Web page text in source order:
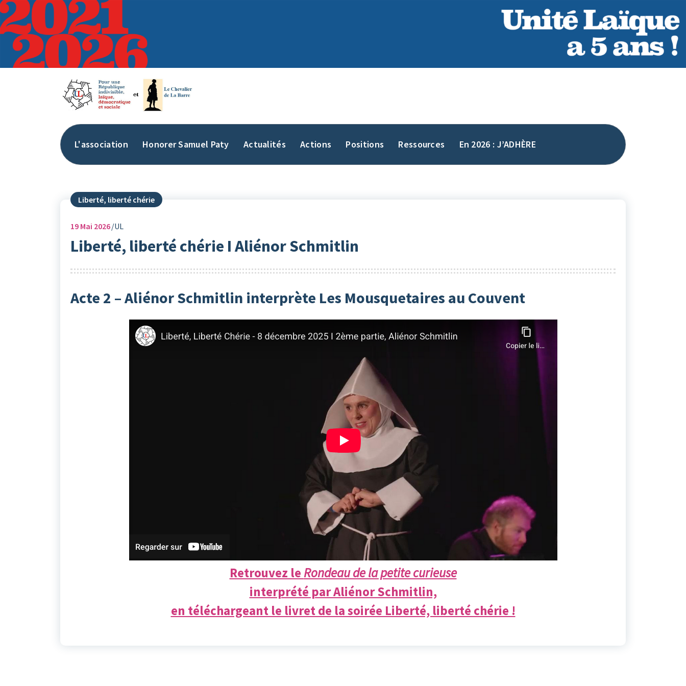
Aller
au
contenu
L'association Honorer Samuel Paty Actualités Actions Positions Ressources En 2026 : J’ADHÈRE
Liberté, liberté chérie
19 Mai 2026 UL
Liberté, liberté chérie I Aliénor Schmitlin
Acte 2 – Aliénor Schmitlin interprète Les Mousquetaires au Couvent
Retrouvez leRondeau de la petite curieuse
interprété par Aliénor Schmitlin,
en téléchargeant le livret de la soirée Liberté, liberté chérie !